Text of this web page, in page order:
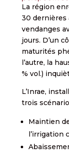
La région
30 dernières
vendanges
jours. D’un
maturités
l’autre, la
% vol.)
L’Inrae,
trois
Maintien
l’irrigation